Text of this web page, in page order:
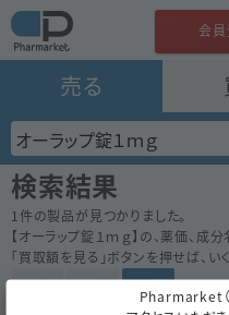
売る
会員
検索結果
1件の製品が見つかりました。
【オーラップ錠１ｍｇ】の、薬価、成
「買取額を見る」ボタンを押せば、
50件
100件 200件
Pharmarket（